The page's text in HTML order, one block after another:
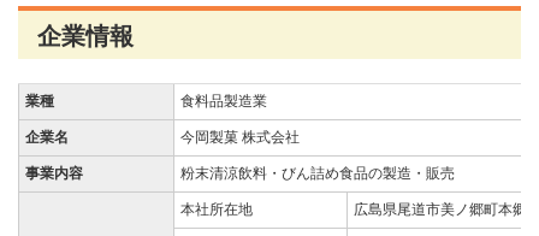
企業情報
業種 食料品製造業
企業名 今岡製菓 株式会社
事業内容 粉末清涼飲料・びん詰め食品の製造・販売
本社所在地 広島県尾道市美ノ郷町本郷